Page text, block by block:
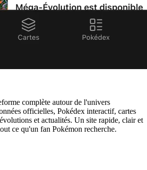
complète autour de l'univers
officielles, Pokédex interactif, cartes
et actualités. Un site rapide, clair et
ce qu'un fan Pokémon recherche.